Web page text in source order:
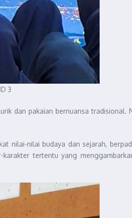
3
dan pakaian bernuansa tradisional.
nilai-nilai budaya dan sejarah,
tertentu yang